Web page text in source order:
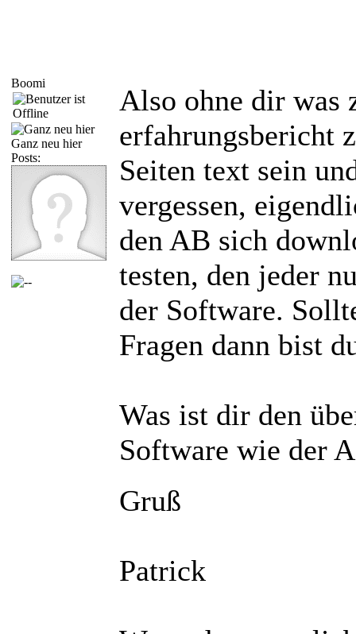
Boomi
Ganz neu hier
Posts:
Also ohne dir was
erfahrungsbericht
Seiten text sein
vergessen,
den AB sich
testen, den jeder
der Software.
Fragen dann bist
Was ist dir den
Software wie der
Gruß
Patrick